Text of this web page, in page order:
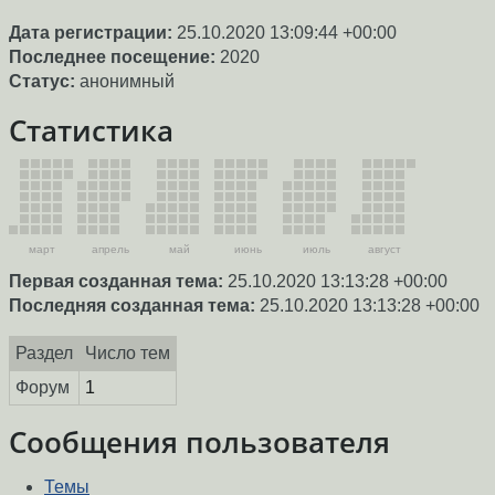
Дата регистрации: 25.10.2020 13:09:44 +00:00
Последнее посещение: 2020
Статус: анонимный
Статистика
март апрель май июнь июль август
Первая созданная тема: 25.10.2020 13:13:28 +00:00
Последняя созданная тема: 25.10.2020 13:13:28 +00:00
Раздел
Число тем
Форум
1
Сообщения пользователя
Темы